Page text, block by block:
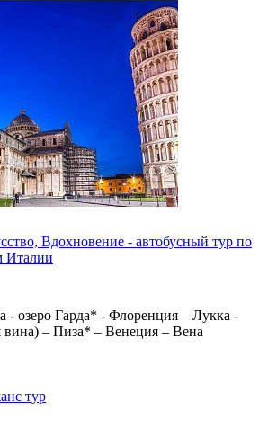
Вдохновение - автобусный тур по
Италии
- озеро Гарда* - Флоренция – Лукка -
вина) – Пиза* – Венеция – Вена
тур